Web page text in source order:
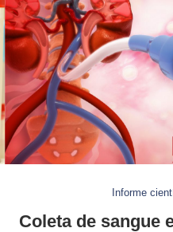
Informe
Coleta de sangue